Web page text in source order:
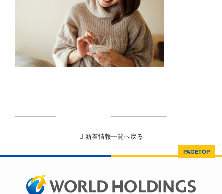
新着情報一覧へ戻る
PAGETOP